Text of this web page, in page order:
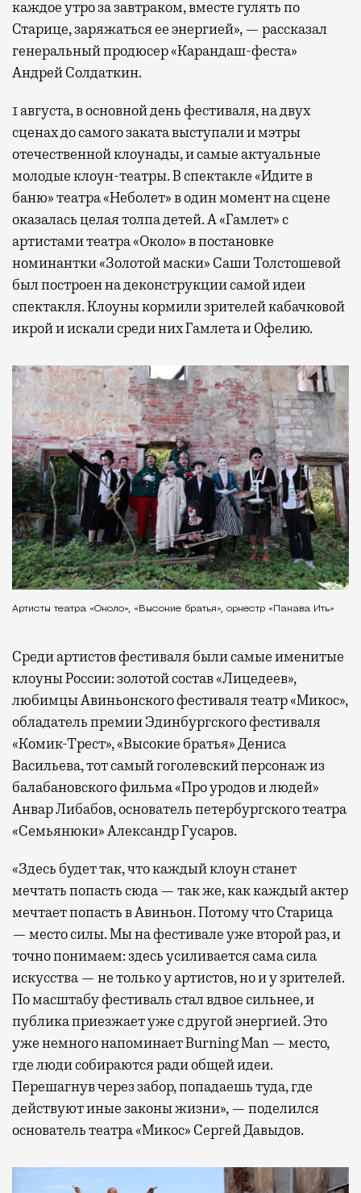
каждое утро за завтраком, вместе гулять по
Старице, заряжаться ее энергией», — рассказал
генеральный продюсер «Карандаш-феста»
Андрей Солдаткин.
1 августа, в основной день фестиваля, на двух
сценах до самого заката выступали и мэтры
отечественной клоунады, и самые актуальные
молодые клоун-театры. В спектакле «Идите в
баню» театра «Неболет» в один момент на сцене
оказалась целая толпа детей. А «Гамлет» с
артистами театра «Около» в постановке
номинантки «Золотой маски» Саши Толстошевой
был построен на деконструкции самой идеи
спектакля. Клоуны кормили зрителей кабачковой
икрой и искали среди них Гамлета и Офелию.
Артисты театра «Около», «Высокие братья», оркестр «Пакава Ить»
Среди артистов фестиваля были самые именитые
клоуны России: золотой состав «Лицедеев»,
любимцы Авиньонского фестиваля театр «Микос»,
обладатель премии Эдинбургского фестиваля
«Комик-Трест», «Высокие братья» Дениса
Васильева, тот самый гоголевский персонаж из
балабановского фильма «Про уродов и людей»
Анвар Либабов, основатель петербургского театра
«Семьянюки» Александр Гусаров.
«Здесь будет так, что каждый клоун станет
мечтать попасть сюда — так же, как каждый актер
мечтает попасть в Авиньон. Потому что Старица
— место силы. Мы на фестивале уже второй раз, и
точно понимаем: здесь усиливается сама сила
искусства — не только у артистов, но и у зрителей.
По масштабу фестиваль стал вдвое сильнее, и
публика приезжает уже с другой энергией. Это
уже немного напоминает Burning Man — место,
где люди собираются ради общей идеи.
Перешагнув через забор, попадаешь туда, где
действуют иные законы жизни», — поделился
основатель театра «Микос» Сергей Давыдов.